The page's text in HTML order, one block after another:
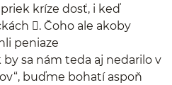
kríze dosť, i keď
. Čoho ale akoby
peniaze
by sa nám teda aj nedarilo v
buďme bohatí aspoň